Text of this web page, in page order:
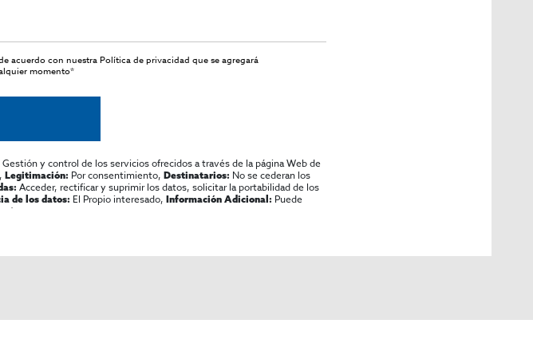
acuerdo con nuestraPolítica de privacidad que se agregará
momento*
Gestión y control de los servicios ofrecidos a través de la página Web de
Legitimación: Por consentimiento, Destinatarios: No se cederan los
Acceder, rectificar y suprimir los datos, solicitar la portabilidad de los
de los datos: El Propio interesado, Información Adicional: Puede
.